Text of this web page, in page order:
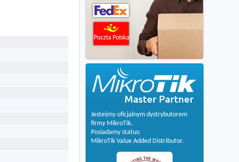
Jesteśmy oficjalnym dystrybutorem
firmy MikroTik.
Posiadamy status:
MikroTik Value Added Distributor.